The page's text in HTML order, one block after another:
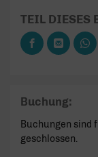
TEIL DIESES
Buchung:
Buchungen sind
geschlossen.